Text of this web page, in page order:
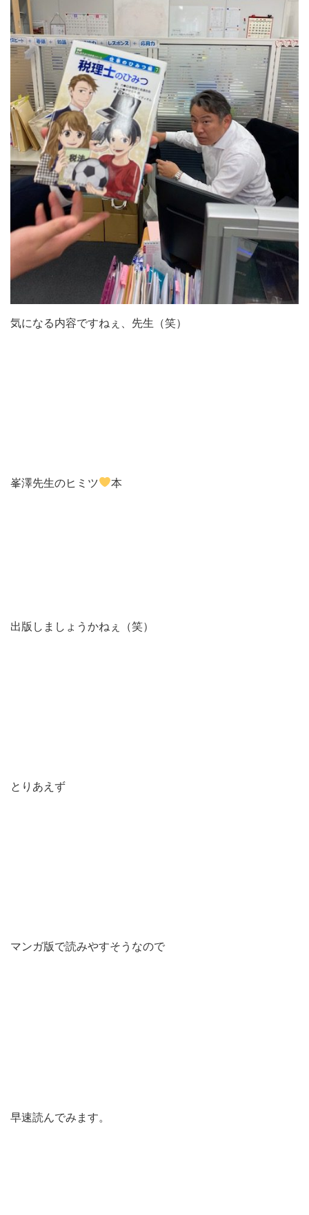
気になる内容ですねぇ、先生（笑）
峯澤先生のヒミツ 本
出版しましょうかねぇ（笑）
とりあえず
マンガ版で読みやすそうなので
早速読んでみます。